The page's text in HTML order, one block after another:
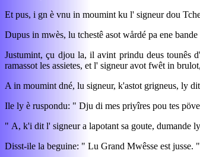
Et pus, i gn è vnu in moumint ku l' signeur dou
Dupus in mwès, lu tchestê asot wårdé pa ene
Justumint, çu djou la, il avint prindu deus tounês
ramassot les assietes, et l' signeur avot fwêt in
A in moumint dné, lu signeur, k'astot grigneus, ly
Ile ly è ruspondu: " Dju di mes priyîres pou tes
" A, k'i dit l' signeur a lapotant sa goute, dumande
Disst-ile la beguine: " Lu Grand Mwêsse est jusse. "